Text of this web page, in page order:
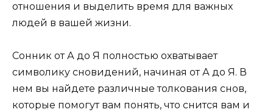
отношения и выделить время для важных
людей в вашей жизни.
Сонник от А до Я полностью охватывает
символику сновидений, начиная от А до Я. В
нем вы найдете различные толкования снов,
которые помогут вам понять, что снится вам и